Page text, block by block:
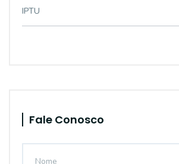
IPTU
Fale Conosco